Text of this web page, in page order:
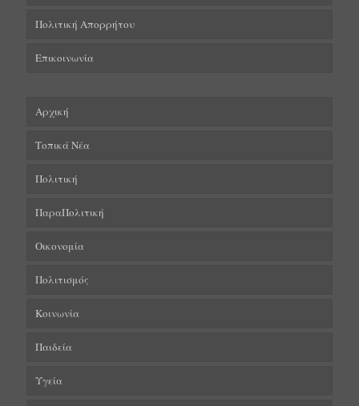
Πολιτική Απορρήτου
Επικοινωνία
Αρχική
Τοπικά Νέα
Πολιτική
ΠαραΠολιτική
Οικονομία
Πολιτισμός
Κοινωνία
Παιδεία
Υγεία